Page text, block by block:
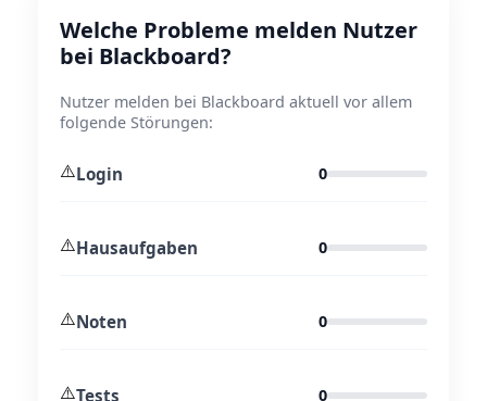
Welche Probleme melden Nutzer
bei Blackboard?
Nutzer melden bei Blackboard aktuell vor allem
folgende Störungen:
⚠️Login 0
⚠️Hausaufgaben 0
⚠️Noten 0
⚠️Tests 0